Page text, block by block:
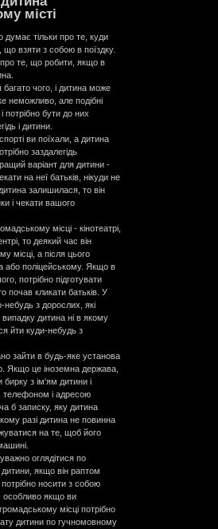
місті
думає тільки про те, куди
що взяти з собою в поїздку.
те, що робити, якщо в
багато чого, і дитина може
неможливо, але подібні
потрібно бути до них
і дитини.
ви поїхали, а дитина
заздалегідь
варіант для дитини -
на неї батьків, нікуди не
залишилася, то він
і чекати вашого
місці - кінотеатрі,
то деякий час він
місці, а після цього
або поліцейському. Якщо в
потрібно підготувати
почав кликати батьків. У
з дорослих, які
дитина ні в якому
йти куди-небудь з
зайти в будь-яке установа
Якщо це іноземна держава,
з ім'ям дитини і
телефоном і адресою
б записку, яку дитина
разі дитина не повинна
на те, щоб його
оглядітися по
якщо він раптом
носити з собою
особливо якщо ви
місці потрібно
дитини по гучномовному